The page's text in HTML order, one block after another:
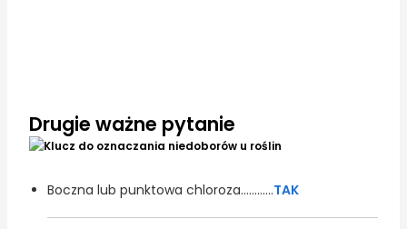
Drugie ważne pytanie
Boczna lub punktowa chloroza............TAK